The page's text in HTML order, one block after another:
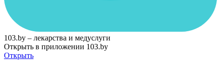
103.by – лекарства и медуслуги
Открыть в приложении 103.by
Открыть